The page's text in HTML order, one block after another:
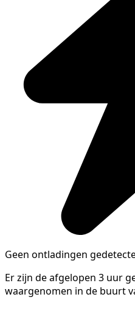
Geen ontladingen
Er zijn de afgelopen 3 uur
waargenomen in de buurt